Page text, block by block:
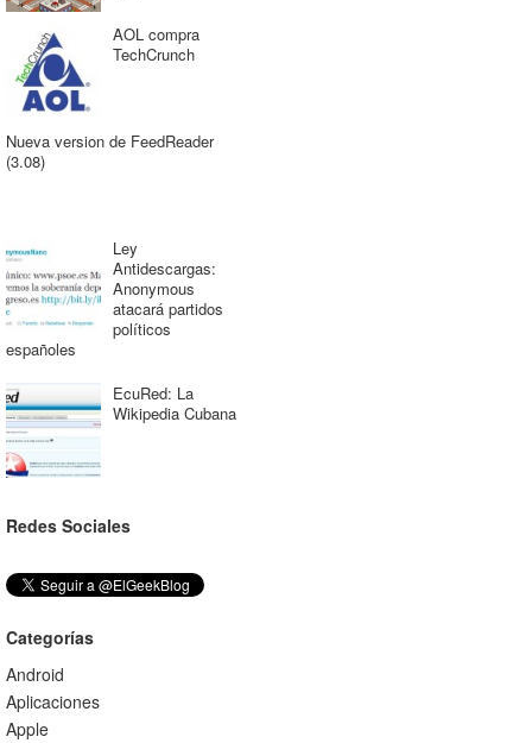
AOL compra
TechCrunch
Nueva version de FeedReader
(3.08)
Ley
Antidescargas:
Anonymous
atacará partidos
políticos
españoles
EcuRed: La
Wikipedia Cubana
Redes Sociales
Categorías
Android
Aplicaciones
Apple